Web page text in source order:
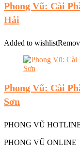
Phong Vũ: Cài
Hải
Added to wishlist
Phong Vũ: Cài
Sơn
PHONG VŨ
PHONG VŨ ONLINE